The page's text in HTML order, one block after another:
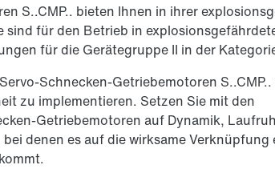
S..CMP.. bieten Ihnen in ihrer
für den Betrieb in
für die Gerätegruppe II in der
Schnecken-Getriebemotoren
zu implementieren. Setzen Sie mit den
Getriebemotoren auf Dynamik,
denen es auf die wirksame